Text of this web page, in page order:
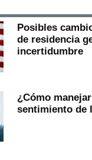
Posibles
de residencia
incertidumbre
¿Cómo
sentimiento de